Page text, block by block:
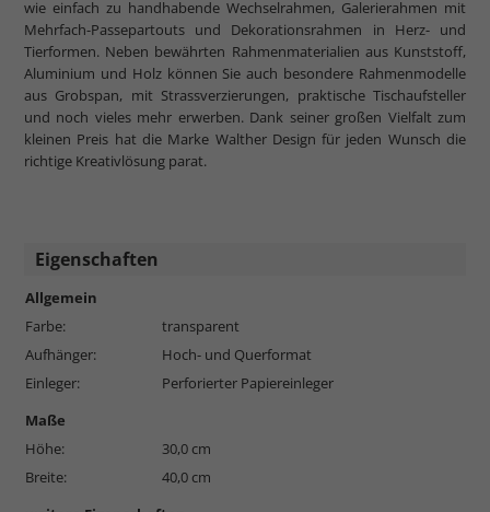
wie einfach zu handhabende Wechselrahmen, Galerierahmen mit
Mehrfach-Passepartouts und Dekorationsrahmen in Herz- und
Tierformen. Neben bewährten Rahmenmaterialien aus Kunststoff,
Aluminium und Holz können Sie auch besondere Rahmenmodelle
aus Grobspan, mit Strassverzierungen, praktische Tischaufsteller
und noch vieles mehr erwerben. Dank seiner großen Vielfalt zum
kleinen Preis hat die Marke Walther Design für jeden Wunsch die
richtige Kreativlösung parat.
Eigenschaften
Allgemein
Farbe:
transparent
Aufhänger:
Hoch- und Querformat
Einleger:
Perforierter Papiereinleger
Maße
Höhe:
30,0 cm
Breite:
40,0 cm